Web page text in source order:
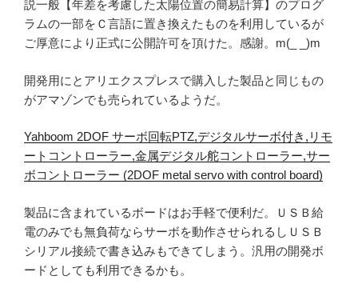
説一般【年差を考慮した太陽位置の簡易計算】のプログ
ラムの一部をＣ言語に置き換えたものを利用しているが
ご厚意により正式に公開許可を頂けた。感謝。m(_ _)m
開発用にとアリエクスプレスで購入した製品と同じもの
がアマゾンでも売られているようだ。
Yahboom 2DOF サーボ回転PTZ,デジタルサーボ付き,リモ
ートコントローラー,金属デジタル舵コントローラー,サー
ボコントローラー (2DOF metal servo with control board)
製品に含まれているボードはお手軽で便利だ。ＵＳＢ給
電のみでも無負荷ならサーボを動作させられるしＵＳＢ
シリアル接続で書き込みもできてしまう。汎用の開発ボ
ードとしても利用できるかも。